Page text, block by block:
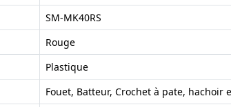
SM-MK40RS
Rouge
Plastique
Fouet, Batteur, Crochet à pate, hachoir